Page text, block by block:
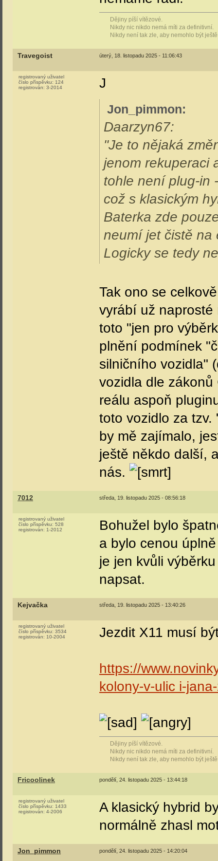
Dějiny píší vítězové.
Nikdy nic nikdo nemá míti za definitivní.
Nikdy není tak zle, aby nemohlo být
Travegoist úterý, 18. listopadu 2025 - 11:06:43
registrovaný uživatel
číslo příspěvku: 124
registrován: 3-2014 J
Jon_pimmon:
Daarzyn67:
"Je to nějaká
jenom rekuperaci
tohle není plug-in
což s klasickým
Baterka zde
neumí jet čistě na
Logicky se tedy
Tak ono se
vyrábí už naprosté
toto "jen pro
plnění podmínek
silničního vozidla"
vozidla dle
reálu aspoň
toto vozidlo za
by mě zajímalo,
ještě někdo další,
nás.
7012 středa, 19. listopadu 2025 - 08:56:18
registrovaný uživatel
číslo příspěvku: 528
registrován: 1-2012
Bohužel bylo
a bylo cenou
je jen kvůli
napsat.
Kejvačka středa, 19. listopadu 2025 - 13:40:26
registrovaný uživatel
číslo příspěvku: 3534
registrován: 10-2004 Jezdit X11 musí
https://
kolony-v-ulic i-
Dějiny píší vítězové.
Nikdy nic nikdo nemá míti za definitivní.
Nikdy není tak zle, aby nemohlo být
Fricoolinek pondělí, 24. listopadu 2025 - 13:44:18
registrovaný uživatel
číslo příspěvku: 1433
registrován: 4-2006
A klasický hybrid
normálně zhasl
Jon_pimmon pondělí, 24. listopadu 2025 - 14:20:04